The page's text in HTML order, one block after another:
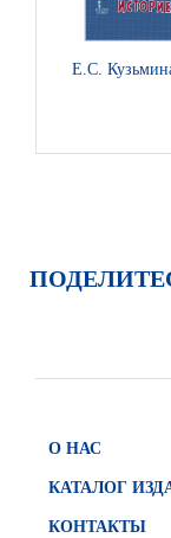
Е.С.
О НАС
КАТАЛОГ
КОНТАКТЫ